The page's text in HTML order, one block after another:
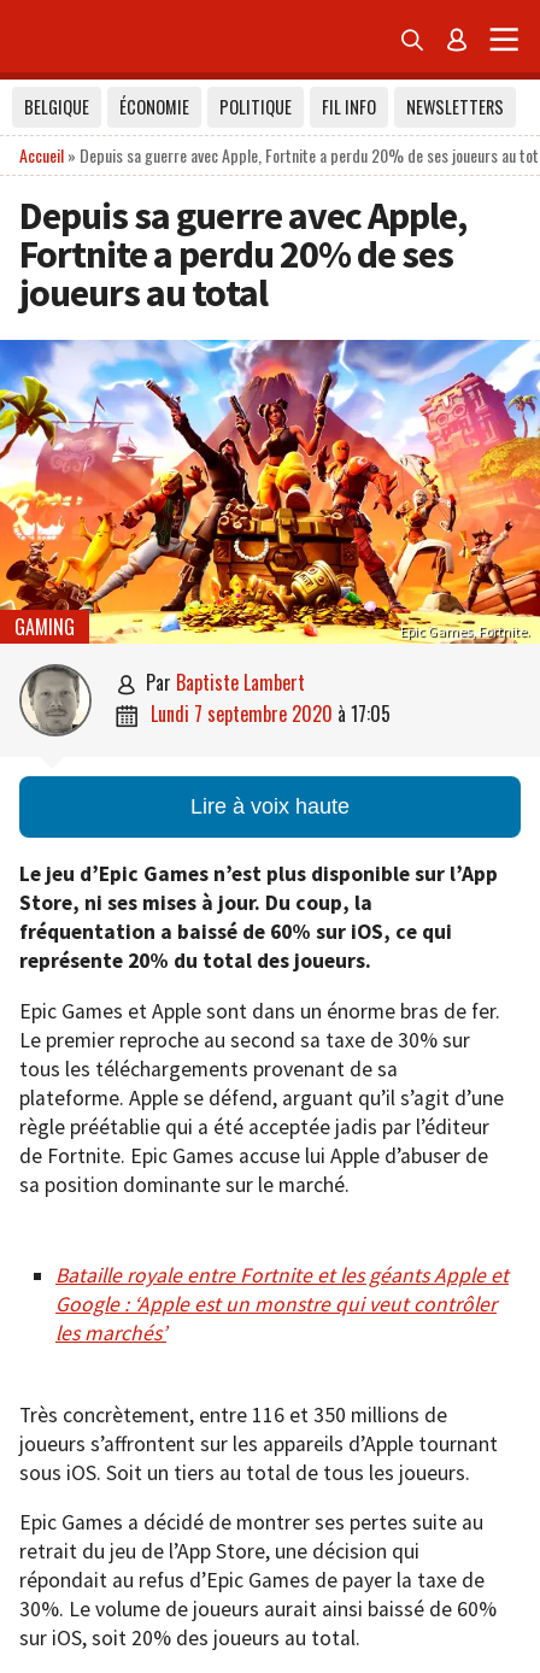
 
BELGIQUE ÉCONOMIE POLITIQUE FIL INFO
NEWSLETTERS
Accueil» Depuis sa guerre avec Apple, Fortnite a perdu 20% de ses joueurs au
Depuis sa guerre avec Apple,
Fortnite a perdu 20% de ses
joueurs au total
Epic Games, Fortnite.
GAMING
 par Baptiste Lambert
 lundi 7 septembre 2020 à 17:05
Lire à voix haute
Le jeu d’Epic Games n’est plus disponible sur l’App
Store, ni ses mises à jour. Du coup, la
fréquentation a baissé de 60% sur iOS, ce qui
représente 20% du total des joueurs.
Epic Games et Apple sont dans un énorme bras de fer.
Le premier reproche au second sa taxe de 30% sur
tous les téléchargements provenant de sa
plateforme. Apple se défend, arguant qu’il s’agit d’une
règle préétablie qui a été acceptée jadis par l’éditeur
de Fortnite. Epic Games accuse lui Apple d’abuser de
sa position dominante sur le marché.
Bataille royale entre Fortnite et les géants Apple et
Google : ‘Apple est un monstre qui veut contrôler
les marchés’
Très concrètement, entre 116 et 350 millions de
joueurs s’affrontent sur les appareils d’Apple tournant
sous iOS. Soit un tiers au total de tous les joueurs.
Epic Games a décidé de montrer ses pertes suite au
retrait du jeu de l’App Store, une décision qui
répondait au refus d’Epic Games de payer la taxe de
30%. Le volume de joueurs aurait ainsi baissé de 60%
sur iOS, soit 20% des joueurs au total.